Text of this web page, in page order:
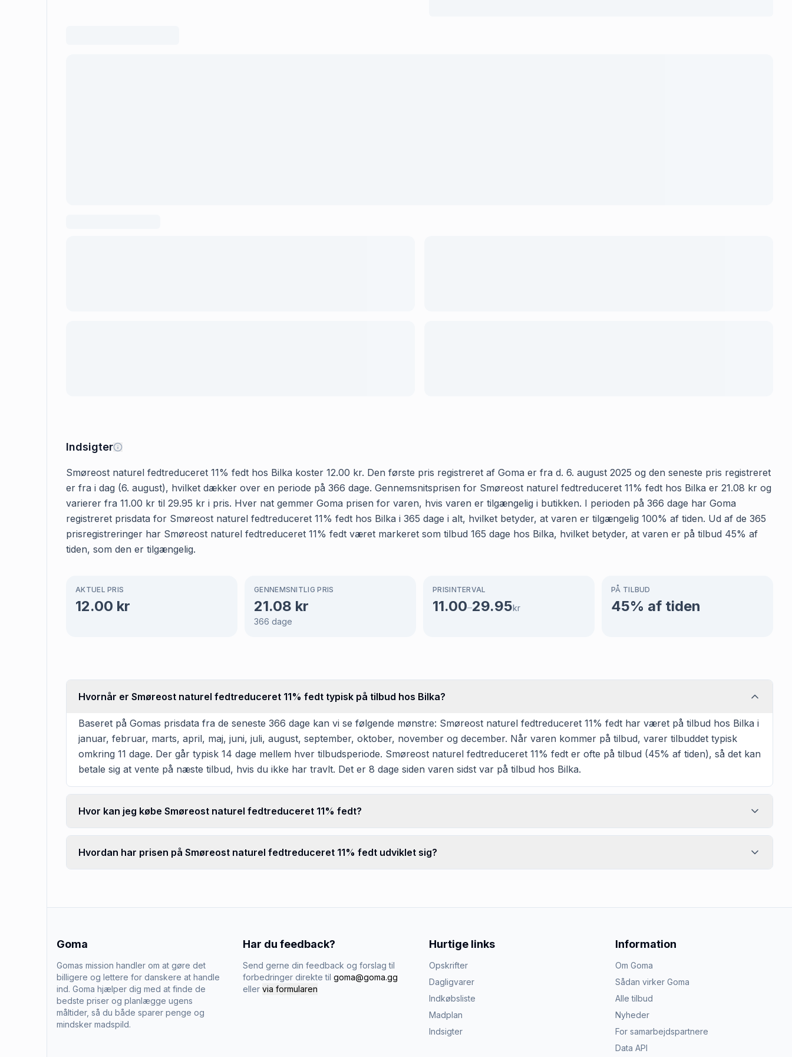
Indsigter
Smøreost naturel fedtreduceret 11% fedt hos Bilka koster 12.00 kr. Den første pris registreret af Goma er fra d. 6. august 2025 og den seneste pris registreret
er fra i dag (6. august), hvilket dækker over en periode på 366 dage. Gennemsnitsprisen for Smøreost naturel fedtreduceret 11% fedt hos Bilka er 21.08 kr og
varierer fra 11.00 kr til 29.95 kr i pris. Hver nat gemmer Goma prisen for varen, hvis varen er tilgængelig i butikken. I perioden på 366 dage har Goma
registreret prisdata for Smøreost naturel fedtreduceret 11% fedt hos Bilka i 365 dage i alt, hvilket betyder, at varen er tilgængelig 100% af tiden. Ud af de 365
prisregistreringer har Smøreost naturel fedtreduceret 11% fedt været markeret som tilbud 165 dage hos Bilka, hvilket betyder, at varen er på tilbud 45% af
tiden, som den er tilgængelig.
AKTUEL PRIS
12.00 kr
GENNEMSNITLIG PRIS
21.08 kr
366 dage
PRISINTERVAL
11.00–29.95kr
PÅ TILBUD
45% af tiden
Hvornår er Smøreost naturel fedtreduceret 11% fedt typisk på tilbud hos Bilka?
Baseret på Gomas prisdata fra de seneste 366 dage kan vi se følgende mønstre: Smøreost naturel fedtreduceret 11% fedt har været på tilbud hos Bilka i
januar, februar, marts, april, maj, juni, juli, august, september, oktober, november og december. Når varen kommer på tilbud, varer tilbuddet typisk
omkring 11 dage. Der går typisk 14 dage mellem hver tilbudsperiode. Smøreost naturel fedtreduceret 11% fedt er ofte på tilbud (45% af tiden), så det kan
betale sig at vente på næste tilbud, hvis du ikke har travlt. Det er 8 dage siden varen sidst var på tilbud hos Bilka.
Hvor kan jeg købe Smøreost naturel fedtreduceret 11% fedt?
Hvordan har prisen på Smøreost naturel fedtreduceret 11% fedt udviklet sig?
Goma
Gomas mission handler om at gøre det
billigere og lettere for danskere at handle
ind. Goma hjælper dig med at finde de
bedste priser og planlægge ugens
måltider, så du både sparer penge og
mindsker madspild.
Har du feedback?
Send gerne din feedback og forslag til
forbedringer direkte til goma@goma.gg
eller via formularen
Hurtige links
Opskrifter
Dagligvarer
Indkøbsliste
Madplan
Indsigter
Information
Om Goma
Sådan virker Goma
Alle tilbud
Nyheder
For samarbejdspartnere
Data API